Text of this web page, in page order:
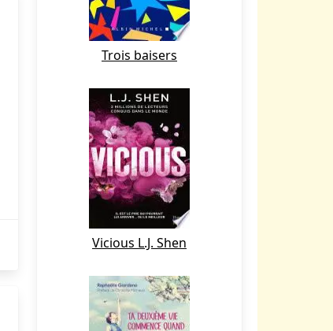
Trois baisers
Vicious L.J. Shen